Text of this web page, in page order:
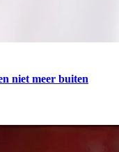
niet meer buiten